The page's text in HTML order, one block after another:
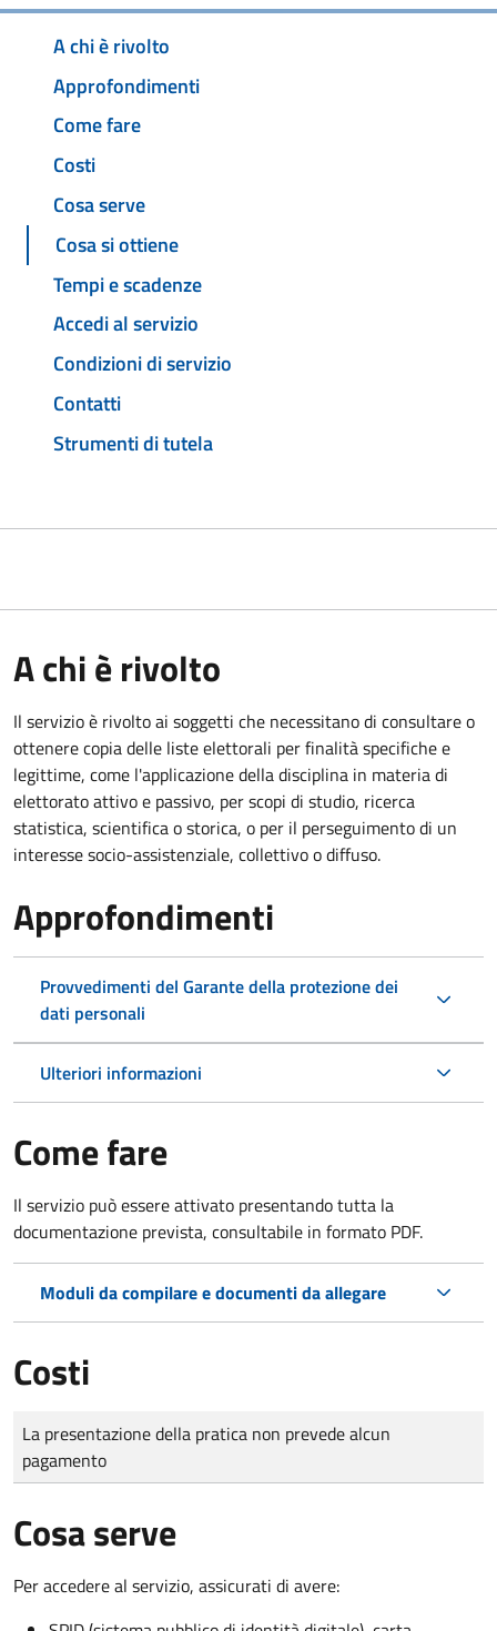
A chi è rivolto
Approfondimenti
Come fare
Costi
Cosa serve
Cosa si ottiene
Tempi e scadenze
Accedi al servizio
Condizioni di servizio
Contatti
Strumenti di tutela
A chi è rivolto
Il servizio è rivolto ai soggetti che necessitano di consultare o
ottenere copia delle liste elettorali per finalità specifiche e
legittime, come l'applicazione della disciplina in materia di
elettorato attivo e passivo, per scopi di studio, ricerca
statistica, scientifica o storica, o per il perseguimento di un
interesse socio-assistenziale, collettivo o diffuso.
Approfondimenti
Provvedimenti del Garante della protezione dei
dati personali
Ulteriori informazioni
Come fare
Il servizio può essere attivato presentando tutta la
documentazione prevista, consultabile in formato PDF.
Moduli da compilare e documenti da allegare
Costi
Tipo di pagamento
Importo
La presentazione della pratica non prevede alcun
pagamento
Cosa serve
Per accedere al servizio, assicurati di avere: